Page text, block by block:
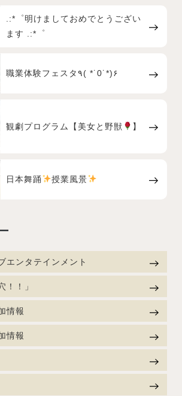
.:*゜明けましておめでとうござい
ます .:*゜
職業体験フェスタ٩( *˙0˙*)۶
観劇プログラム【美女と野獣 】
日本舞踊 授業風景
エンタテインメント
！！」
情報
情報